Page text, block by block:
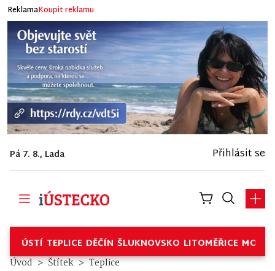
ReklamaKoupit reklamu
Pá 7. 8., Lada Přihlásit se
ÚSTÍ TEPLICE DĚČÍN ŠLUKNOVSKO LITOMĚŘICE
Úvod Štítek Teplice